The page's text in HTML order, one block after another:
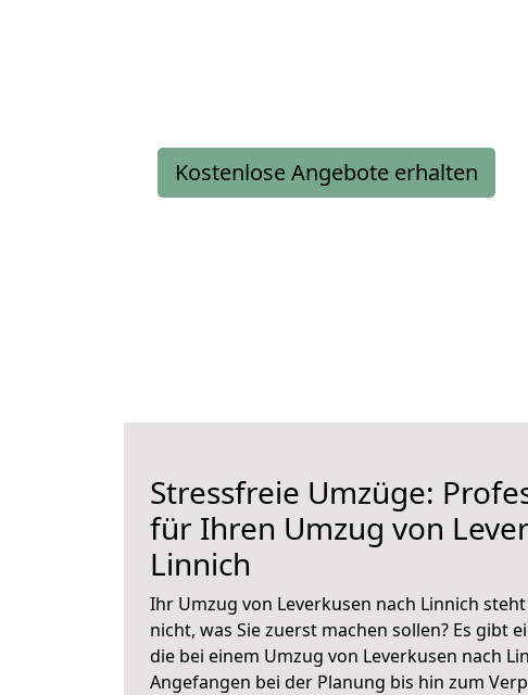
Kostenlose Angebote erhalten
Stressfreie Umzüge:
für Ihren Umzug von
Linnich
Ihr Umzug von Leverkusen nach Linnich
nicht, was Sie zuerst machen sollen? Es gibt
die bei einem Umzug von Leverkusen nach
Angefangen bei der Planung bis hin zum